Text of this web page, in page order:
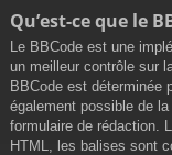
Qu’est-ce que le
Le BBCode est une
un meilleur contrôle sur
BBCode est déterminée
également possible de
formulaire de rédaction.
HTML, les balises sont